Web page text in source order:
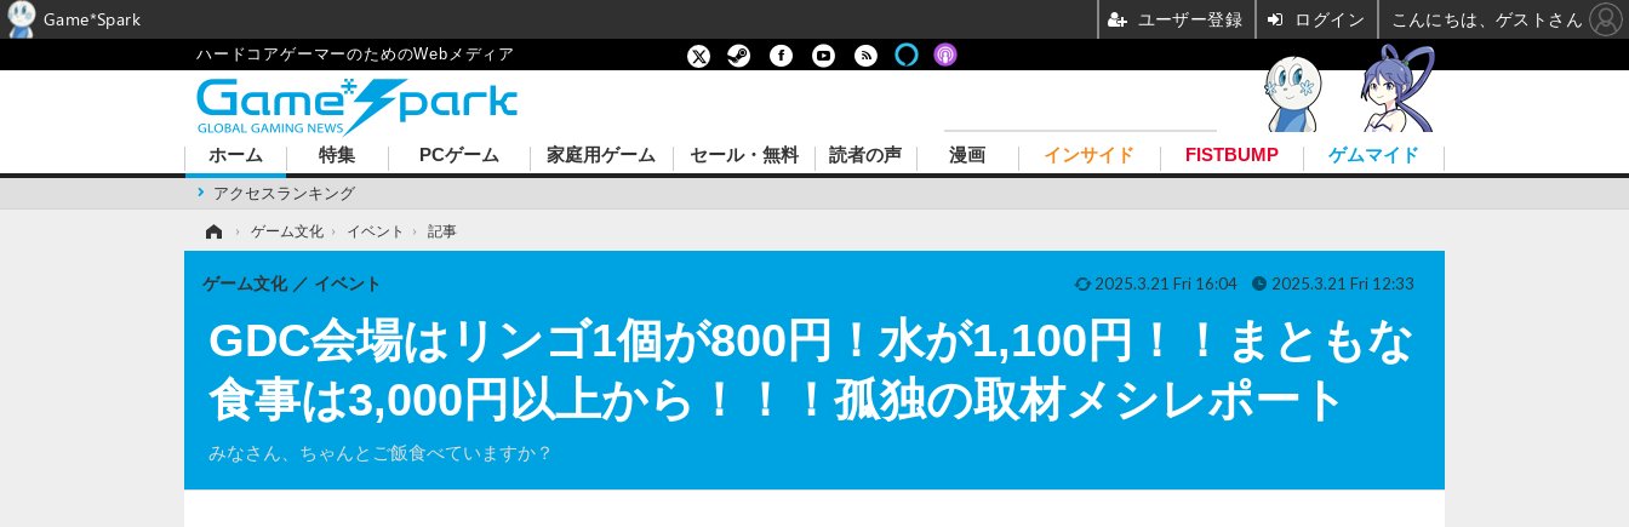
ハードコアゲーマーのためのWebメディア
ホーム
アクセスランキング
特集 PCゲーム 家庭用ゲーム セール・無料 読者の声 漫画 インサイド FISTBUMP ゲムマイド
› ゲーム文化 › イベント › 記事
GDC会場はリンゴ1個が800円！水が1,100円！！まともな
食事は3,000円以上から！！！孤独の取材メシレポート
みなさん、ちゃんとご飯食べていますか？
ゲーム文化 イベント 2025.3.21 Fri 16:04 2025.3.21 Fri 12:33
Game*Spark ユーザー登録 ログイン こんにちは、ゲストさん